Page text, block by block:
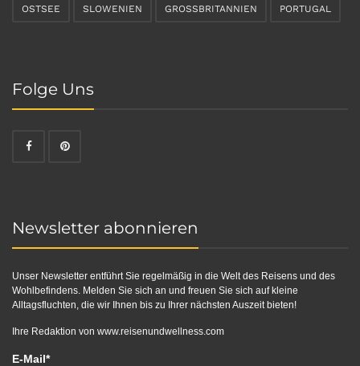
OSTSEE SLOWENIEN GROSSBRITANNIEN PORTUGAL
Folge Uns
Newsletter abonnieren
Unser Newsletter entführt Sie regelmäßig in die Welt des Reisens und des
Wohlbefindens. Melden Sie sich an und freuen Sie sich auf kleine
Alltagsfluchten, die wir Ihnen bis zu Ihrer nächsten Auszeit bieten!
Ihre Redaktion von www.reisenundwellness.com
E-Mail*